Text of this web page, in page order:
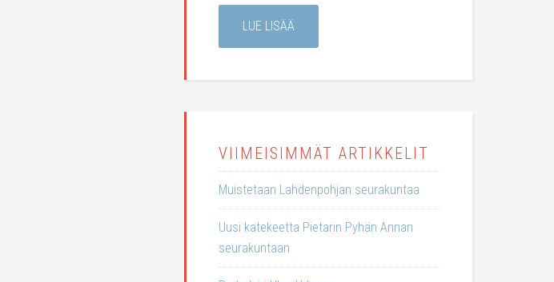
LUE LISÄÄ
VIIMEISIMMÄT ARTIKKELIT
Muistetaan Lahdenpohjan seurakuntaa
Uusi katekeetta Pietarin Pyhän Annan
seurakuntaan